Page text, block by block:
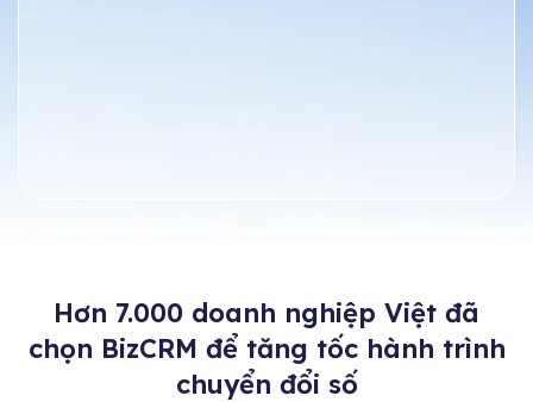
Hơn 7.000 doanh nghiệp Việt đã
chọn BizCRM để tăng tốc hành trình
chuyển đổi số